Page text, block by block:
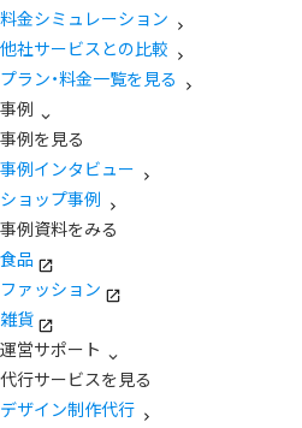
料金シミュレーション
他社サービスとの比較
プラン・料金一覧を見る
事例
事例を見る
事例インタビュー
ショップ事例
事例資料をみる
食品
ファッション
雑貨
運営サポート
代行サービスを見る
デザイン制作代行